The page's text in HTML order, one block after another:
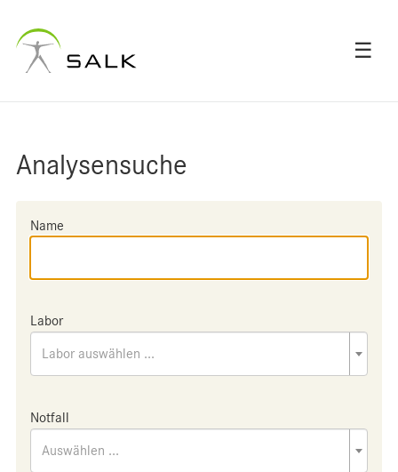
☰
Analysensuche
Name
Labor
Labor auswählen ...
Notfall
Auswählen ...